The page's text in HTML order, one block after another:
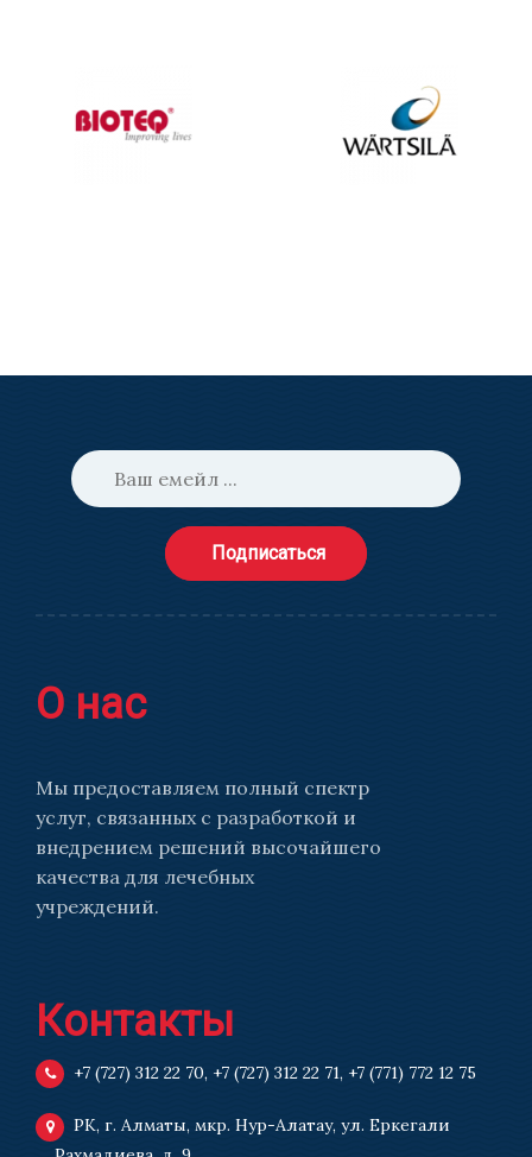
Подписаться
О нас
Мы предоставляем полный спектр
услуг, связанных с разработкой и
внедрением решений высочайшего
качества для лечебных
учреждений.
Контакты
+7 (727) 312 22 70, +7 (727) 312 22 71, +7 (771) 772 12 75
РК, г. Алматы, мкр. Нур-Алатау, ул. Еркегали